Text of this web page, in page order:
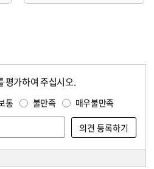
평가하여 주십시오.
통 불만족 매우불만족